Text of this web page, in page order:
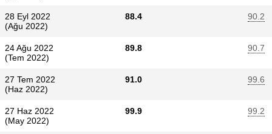
28 Eyl 2022
(Ağu 2022)
88.4 90.2
24 Ağu 2022
(Tem 2022)
89.8 90.7
27 Tem 2022
(Haz 2022)
91.0 99.6
27 Haz 2022
(May 2022)
99.9 99.2